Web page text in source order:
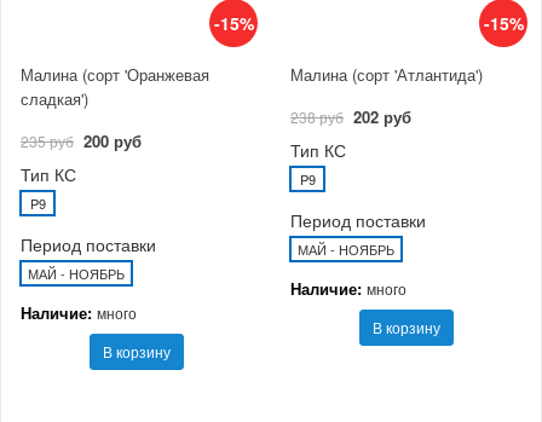
-15%
Малина (сорт 'Оранжевая
сладкая')
235 руб 200 руб
Тип КС
P9
Период поставки
МАЙ - НОЯБРЬ
Наличие: много
В корзину
-15%
Малина (сорт 'Атлантида')
238 руб 202 руб
Тип КС
P9
Период поставки
МАЙ - НОЯБРЬ
Наличие: много
В корзину